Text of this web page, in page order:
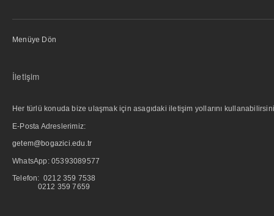
Menüye Dön
İletişim
Her türlü konuda bize ulaşmak için asagıdaki iletişim yollarını
E-Posta Adreslerimiz:
getem@bogazici.edu.tr
WhatsApp: 05393089577
Telefon: 0212 359 7538
0212 359 7659